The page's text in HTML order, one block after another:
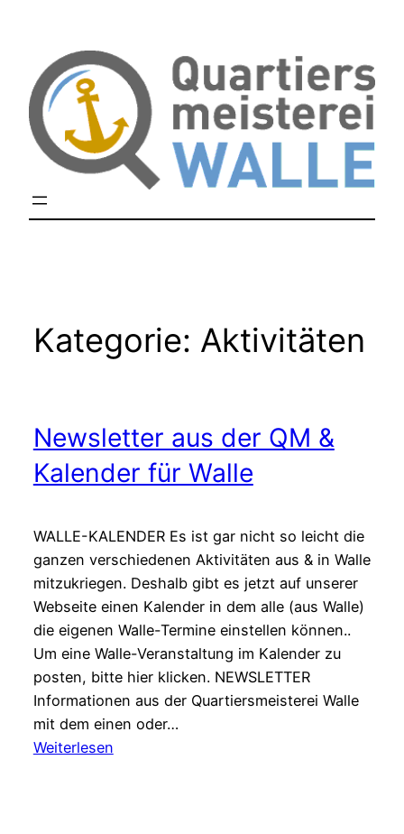
springen
Kategorie: Aktivitäten
Newsletter aus der QM &
Kalender für Walle
WALLE-KALENDER Es ist gar nicht so leicht die
ganzen verschiedenen Aktivitäten aus & in Walle
mitzukriegen. Deshalb gibt es jetzt auf unserer
Webseite einen Kalender in dem alle (aus Walle)
die eigenen Walle-Termine einstellen können..
Um eine Walle-Veranstaltung im Kalender zu
posten, bitte hier klicken. NEWSLETTER
Informationen aus der Quartiersmeisterei Walle
mit dem einen oder…
Weiterlesen: